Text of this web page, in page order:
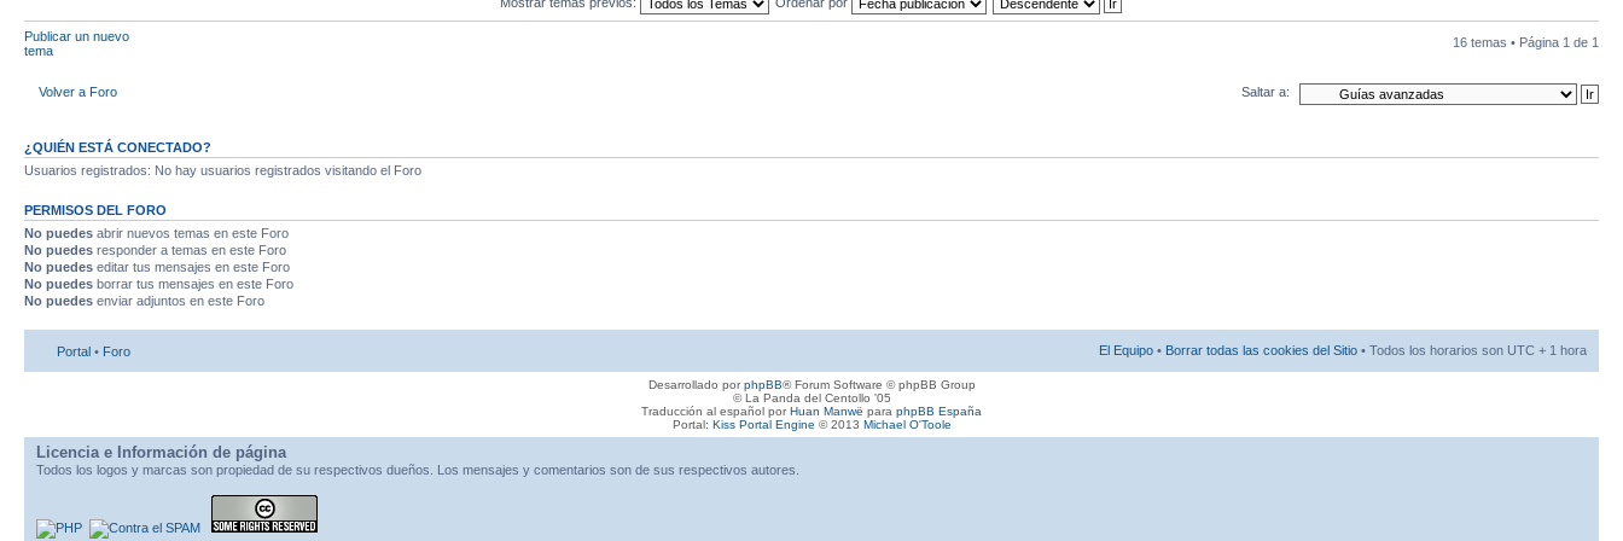
Publicar un nuevo
tema
16 temas • Página 1 de 1
Volver a Foro Saltar a:
¿QUIÉN ESTÁ CONECTADO?
Usuarios registrados: No hay usuarios registrados visitando el Foro
PERMISOS DEL FORO
No puedes abrir nuevos temas en este Foro
No puedes responder a temas en este Foro
No puedes editar tus mensajes en este Foro
No puedes borrar tus mensajes en este Foro
No puedes enviar adjuntos en este Foro
Portal • Foro El Equipo • Borrar todas las cookies del Sitio • Todos los horarios son UTC + 1 hora
Desarrollado porphpBB® Forum Software © phpBB Group
© La Panda del Centollo '05
Traducción al español porHuan Manwë para phpBB España
Portal: Kiss Portal Engine © 2013 Michael O'Toole
Licencia e Información de página
Todos los logos y marcas son propiedad de su respectivos dueños. Los mensajes y comentarios son de sus respectivos autores.